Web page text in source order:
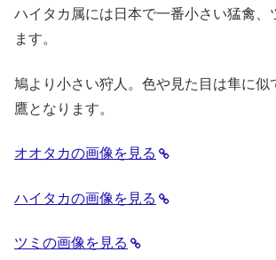
ハイタカ属には日本で一番小さい猛禽、
ます。
鳩より小さい狩人。色や見た目は隼に似
鷹となります。
オオタカの画像を見る
ハイタカの画像を見る
ツミの画像を見る